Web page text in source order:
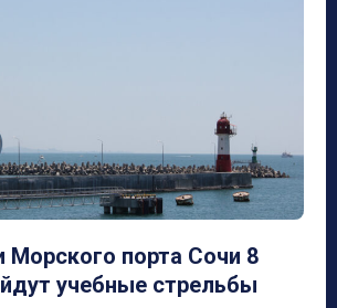
Морского порта Сочи 8
учебные стрельбы